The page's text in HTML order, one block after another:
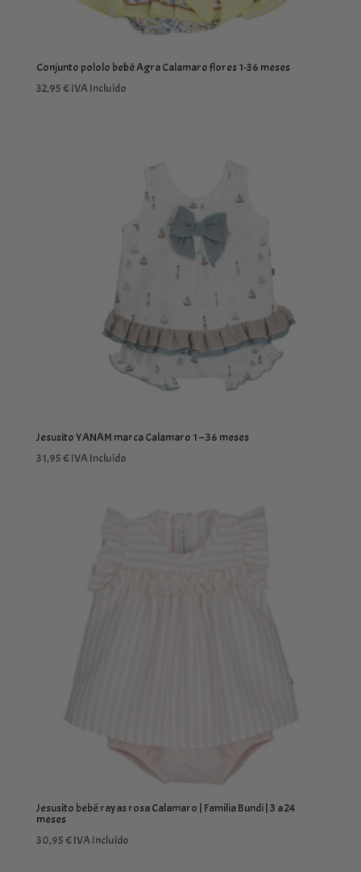
Conjunto pololo bebé Agra Calamaro flores 1-36 meses
32,95€IVA Incluído
Jesusito YANAM marca Calamaro 1 – 36 meses
31,95€IVA Incluído
Jesusito bebé rayas rosa Calamaro | Familia Bundi | 3 a 24
meses
30,95€IVA Incluído